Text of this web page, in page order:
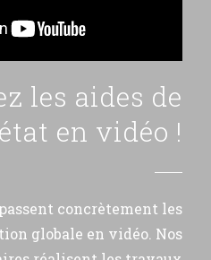
les aides de
en vidéo !
concrètement les
globale en vidéo. Nos